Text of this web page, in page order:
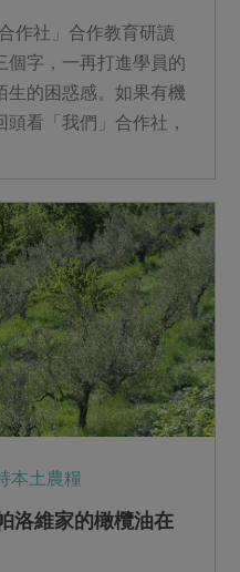
作社」合作教育研讀
個字，一再打進學員的
生的困惑感。如果有機
看「我們」合作社，
本土農糧
洛維家的橄欖油在